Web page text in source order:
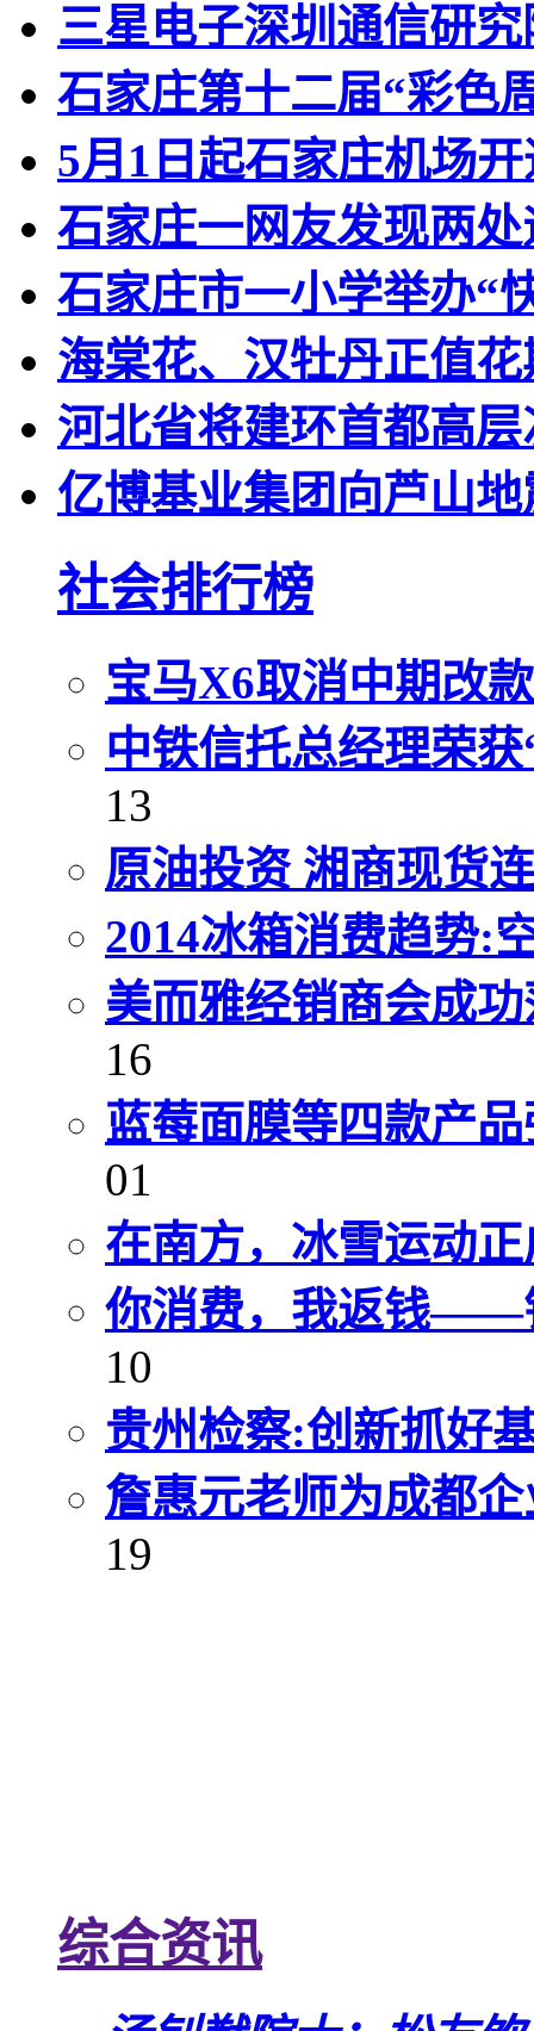
三星电子深圳通信研
石家庄第十二届“彩色
5月1日起石家庄机场
石家庄一网友发现两
石家庄市一小学举办“
海棠花、汉牡丹正值
河北省将建环首都高
亿博基业集团向芦山
社会排行榜
宝马X6取消中期改
中铁信托总经理荣
13
原油投资 湘商现货
2014冰箱消费趋势:
美而雅经销商会成
16
蓝莓面膜等四款产
01
在南方，冰雪运动
你消费，我返钱——
10
贵州检察:创新抓好
詹惠元老师为成都
19
综合资讯